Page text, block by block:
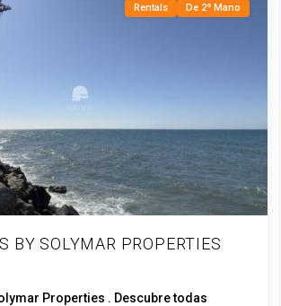
Rentals De 2ª Mano
BY SOLYMAR PROPERTIES
Properties . Descubre todas